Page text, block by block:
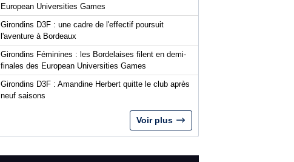
European Universities Games
Girondins D3F : une cadre de l'effectif poursuit
l'aventure à Bordeaux
Girondins Féminines : les Bordelaises filent en demi-
finales des European Universities Games
Girondins D3F : Amandine Herbert quitte le club après
neuf saisons
Voir plus